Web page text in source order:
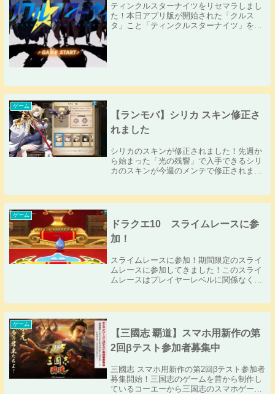
ティンクルスターナイツをリセマラしまし
た！本日アプリ版が開始された「クルス
タ」こと「ティンクルスターナイツ」をリ
ゲーム
【ランモバ】シリカ スキン修正さ
れました
シリカのスキンが修正されました！先週か
ら始まった「光の残響」で入手できるシリ
カのスキンが今週のメンテで修正されまし
ゲーム
ドラクエ10 スライムレースに参
加！
スライムレースに参加！期間限定のスライ
ムレースに参加してきました！このスライ
ムレースはプレイヤーレベルに関係なくプ
ゲーム
【三國志 覇道】スマホ用新作の第
2回βテスト参加者募集中
三國志 スマホ用新作の第2回βテスト参加者
募集開始！三国志のゲームを昔から制作し
ているコーエーから三国志のスマホゲーム